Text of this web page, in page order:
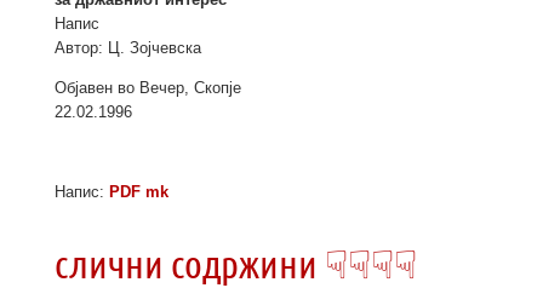
Напис
Автор: Ц. Зојчевска
Објавен во Вечер, Скопје
22.02.1996
Напис: PDF mk
слични содржини ☟☟☟☟